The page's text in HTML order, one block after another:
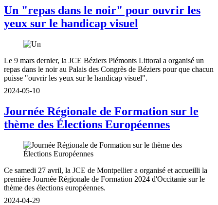
Un "repas dans le noir" pour ouvrir les
yeux sur le handicap visuel
Le 9 mars dernier, la JCE Béziers Piémonts Littoral a organisé un
repas dans le noir au Palais des Congrès de Béziers pour que chacun
puisse "ouvrir les yeux sur le handicap visuel".
2024-05-10
Journée Régionale de Formation sur le
thème des Élections Européennes
Ce samedi 27 avril, la JCE de Montpellier a organisé et accueilli la
première Journée Régionale de Formation 2024 d'Occitanie sur le
thème des élections européennes.
2024-04-29